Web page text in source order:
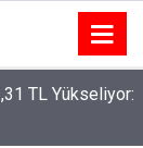
Kim
Merak